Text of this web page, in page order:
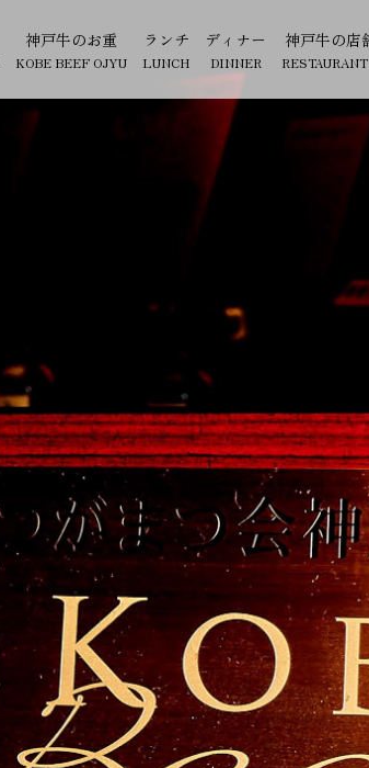
神戸牛のお重
KOBE BEEF OJYU
ランチ
LUNCH
ディナー
DINNER
神戸牛の店